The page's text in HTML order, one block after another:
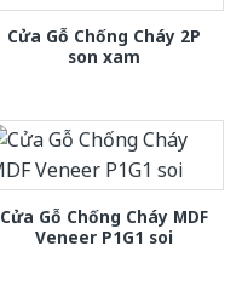
Cửa Gỗ Chống Cháy 2P
son xam
Cửa Gỗ Chống Cháy MDF
Veneer P1G1 soi